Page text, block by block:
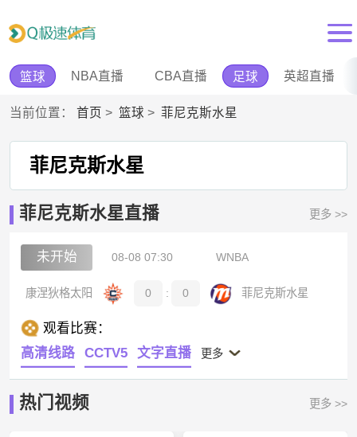
篮球 NBA直播 CBA直播 足球 英超直播
当前位置： 首页 > 篮球 > 菲尼克斯水星
菲尼克斯水星
菲尼克斯水星直播 更多 >>
未开始 08-08 07:30 WNBA
康涅狄格太阳 0 : 0 菲尼克斯水星
观看比赛：
高清线路
CCTV5 文字直播 更多
热门视频 更多 >>